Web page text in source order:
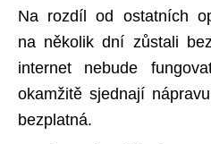
Na rozdíl od ostatních
na několik dní zůstali
internet nebude
okamžitě sjednají
bezplatná.